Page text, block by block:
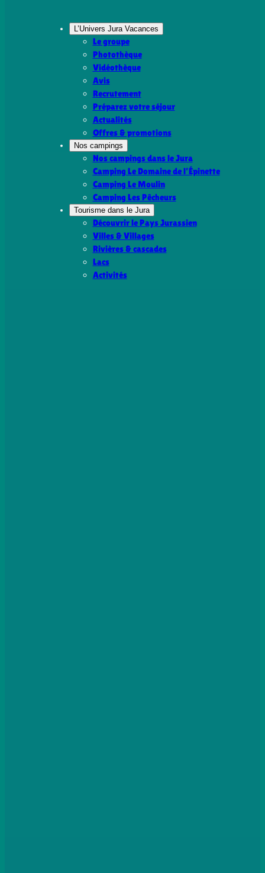
L’Univers Jura Vacances
Le groupe
Photothèque
Vidéothèque
Avis
Recrutement
Préparez votre séjour
Actualités
Offres & promotions
Nos campings
Nos campings dans le Jura
Camping Le Domaine de l’Épinette
Camping Le Moulin
Camping Les Pêcheurs
Tourisme dans le Jura
Découvrir le Pays Jurassien
Villes & Villages
Rivières & cascades
Lacs
Activités